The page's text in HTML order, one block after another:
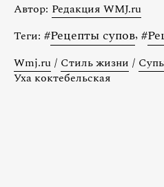
Автор: Редакция WMJ.ru
Теги: #Рецепты супов, #
Wmj.ru / Стиль жизни /
Уха коктебельская